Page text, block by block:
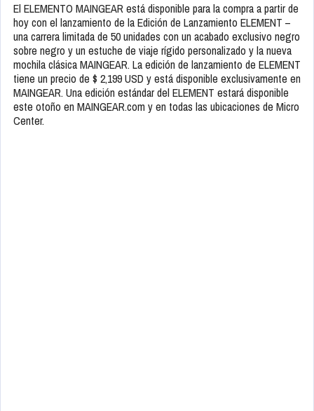
El ELEMENTO MAINGEAR está disponible para la compra a partir de
hoy con el lanzamiento de la Edición de Lanzamiento ELEMENT –
una carrera limitada de 50 unidades con un acabado exclusivo negro
sobre negro y un estuche de viaje rígido personalizado y la nueva
mochila clásica MAINGEAR. La edición de lanzamiento de ELEMENT
tiene un precio de $ 2,199 USD y está disponible exclusivamente en
MAINGEAR. Una edición estándar del ELEMENT estará disponible
este otoño en MAINGEAR.com y en todas las ubicaciones de Micro
Center.